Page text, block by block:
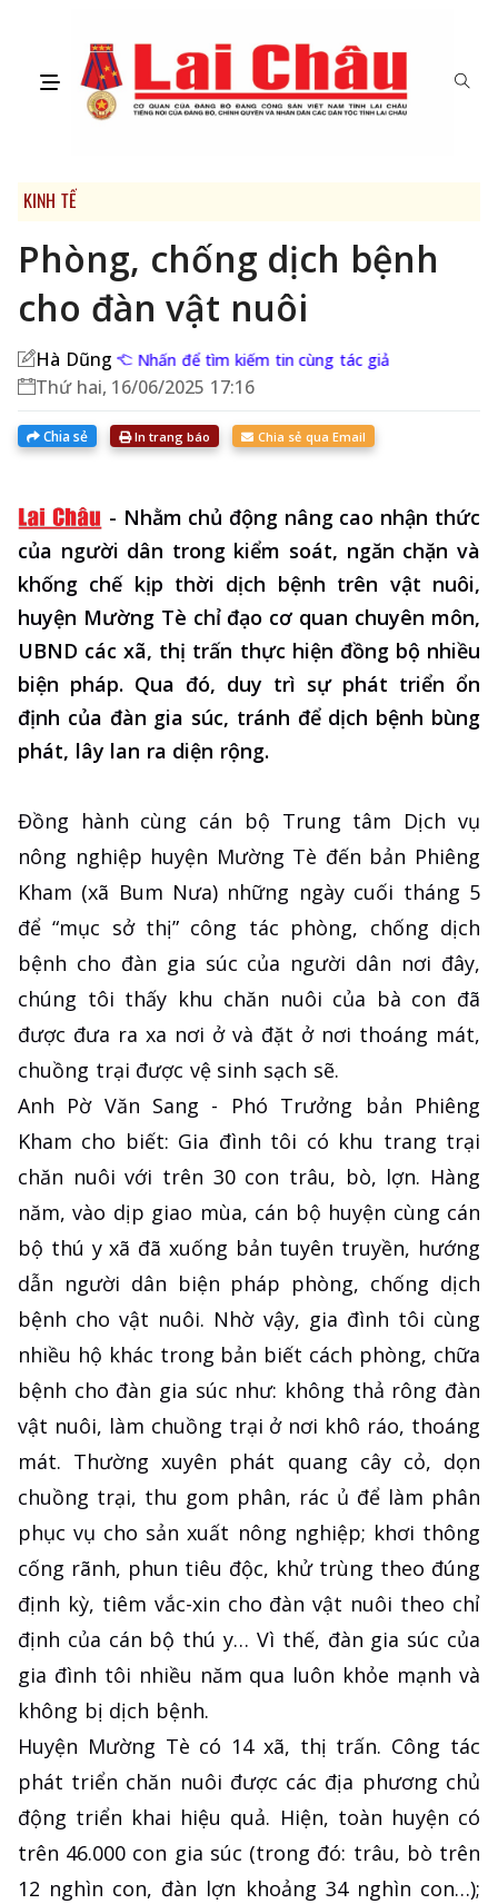
KINH TẾ
Phòng, chống dịch bệnh
cho đàn vật nuôi
Hà Dũng Nhấn để tìm kiếm tin cùng tác giả
Thứ hai, 16/06/2025 17:16
Chia sẻ In trang báo Chia sẻ qua Email
- Nhằm chủ động nâng cao nhận thức
của người dân trong kiểm soát, ngăn chặn và
khống chế kịp thời dịch bệnh trên vật nuôi,
huyện Mường Tè chỉ đạo cơ quan chuyên môn,
UBND các xã, thị trấn thực hiện đồng bộ nhiều
biện pháp. Qua đó, duy trì sự phát triển ổn
định của đàn gia súc, tránh để dịch bệnh bùng
phát, lây lan ra diện rộng.
Đồng hành cùng cán bộ Trung tâm Dịch vụ
nông nghiệp huyện Mường Tè đến bản Phiêng
Kham (xã Bum Nưa) những ngày cuối tháng 5
để “mục sở thị” công tác phòng, chống dịch
bệnh cho đàn gia súc của người dân nơi đây,
chúng tôi thấy khu chăn nuôi của bà con đã
được đưa ra xa nơi ở và đặt ở nơi thoáng mát,
chuồng trại được vệ sinh sạch sẽ.
Anh Pờ Văn Sang - Phó Trưởng bản Phiêng
Kham cho biết: Gia đình tôi có khu trang trại
chăn nuôi với trên 30 con trâu, bò, lợn. Hàng
năm, vào dịp giao mùa, cán bộ huyện cùng cán
bộ thú y xã đã xuống bản tuyên truyền, hướng
dẫn người dân biện pháp phòng, chống dịch
bệnh cho vật nuôi. Nhờ vậy, gia đình tôi cùng
nhiều hộ khác trong bản biết cách phòng, chữa
bệnh cho đàn gia súc như: không thả rông đàn
vật nuôi, làm chuồng trại ở nơi khô ráo, thoáng
mát. Thường xuyên phát quang cây cỏ, dọn
chuồng trại, thu gom phân, rác ủ để làm phân
phục vụ cho sản xuất nông nghiệp; khơi thông
cống rãnh, phun tiêu độc, khử trùng theo đúng
định kỳ, tiêm vắc-xin cho đàn vật nuôi theo chỉ
định của cán bộ thú y… Vì thế, đàn gia súc của
gia đình tôi nhiều năm qua luôn khỏe mạnh và
không bị dịch bệnh.
Huyện Mường Tè có 14 xã, thị trấn. Công tác
phát triển chăn nuôi được các địa phương chủ
động triển khai hiệu quả. Hiện, toàn huyện có
trên 46.000 con gia súc (trong đó: trâu, bò trên
12 nghìn con, đàn lợn khoảng 34 nghìn con…);